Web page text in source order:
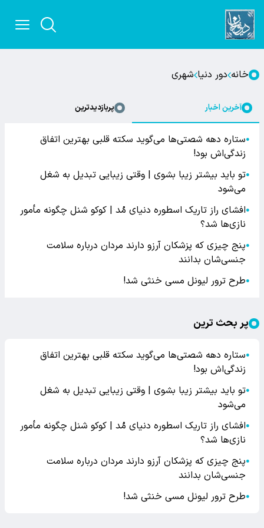
خانه دور دنیا شهری
آخرین اخبار پربازدیدترین
●ستاره دهه شصتی‌ها می‌گوید سکته قلبی بهترین اتفاق
زندگی‌اش بود!
●تو باید بیشتر زیبا بشوی | وقتی زیبایی تبدیل به شغل
می‌شود
●افشای راز تاریک اسطوره دنیای مُد | کوکو شنل چگونه مأمور
نازی‌ها شد؟
●پنج چیزی که پزشکان آرزو دارند مردان درباره سلامت
جنسی‌شان بدانند
●طرح ترور لیونل مسی خنثی شد!
پر بحث ترین
●ستاره دهه شصتی‌ها می‌گوید سکته قلبی بهترین اتفاق
زندگی‌اش بود!
●تو باید بیشتر زیبا بشوی | وقتی زیبایی تبدیل به شغل
می‌شود
●افشای راز تاریک اسطوره دنیای مُد | کوکو شنل چگونه مأمور
نازی‌ها شد؟
●پنج چیزی که پزشکان آرزو دارند مردان درباره سلامت
جنسی‌شان بدانند
●طرح ترور لیونل مسی خنثی شد!